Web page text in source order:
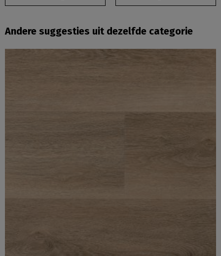
Andere suggesties uit dezelfde categorie